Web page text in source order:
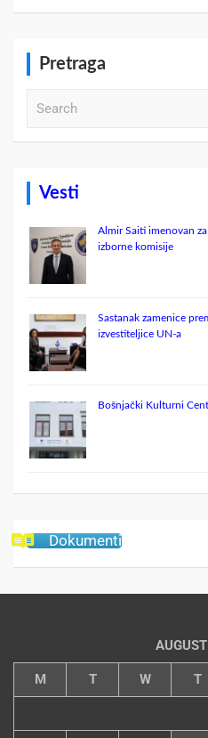
Pretraga
Vesti
Almir Saiti imenovan
izborne komisije
Sastanak zamenice
izvestiteljice UN-a
Bošnjački Kulturni
Dokumenti
M T W T